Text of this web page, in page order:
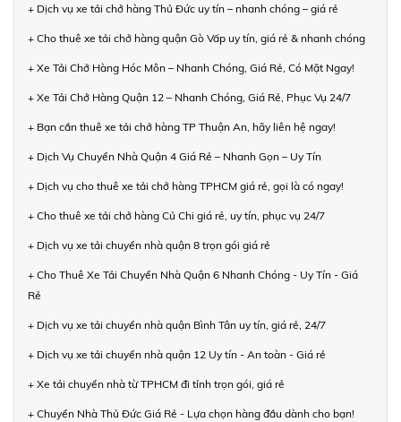
+ Dịch vụ xe tải chở hàng Thủ Đức uy tín – nhanh chóng – giá rẻ
+ Cho thuê xe tải chở hàng quận Gò Vấp uy tín, giá rẻ & nhanh chóng
+ Xe Tải Chở Hàng Hóc Môn – Nhanh Chóng, Giá Rẻ, Có Mặt Ngay!
+ Xe Tải Chở Hàng Quận 12 – Nhanh Chóng, Giá Rẻ, Phục Vụ 24/7
+ Bạn cần thuê xe tải chở hàng TP Thuận An, hãy liên hệ ngay!
+ Dịch Vụ Chuyển Nhà Quận 4 Giá Rẻ – Nhanh Gọn – Uy Tín
+ Dịch vụ cho thuê xe tải chở hàng TPHCM giá rẻ, gọi là có ngay!
+ Cho thuê xe tải chở hàng Củ Chi giá rẻ, uy tín, phục vụ 24/7
+ Dịch vụ xe tải chuyển nhà quận 8 trọn gói giá rẻ
+ Cho Thuê Xe Tải Chuyển Nhà Quận 6 Nhanh Chóng - Uy Tín - Giá
Rẻ
+ Dịch vụ xe tải chuyển nhà quận Bình Tân uy tín, giá rẻ, 24/7
+ Dịch vụ xe tải chuyển nhà quận 12 Uy tín - An toàn - Giá rẻ
+ Xe tải chuyển nhà từ TPHCM đi tỉnh trọn gói, giá rẻ
+ Chuyển Nhà Thủ Đức Giá Rẻ - Lựa chọn hàng đầu dành cho bạn!